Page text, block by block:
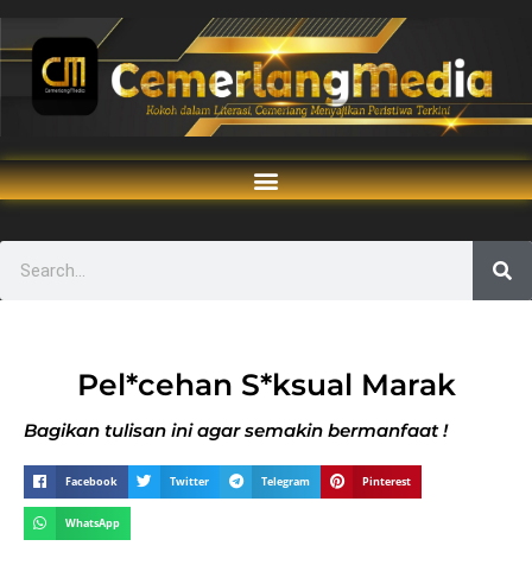
Pel*cehan S*ksual Marak
Bagikan tulisan ini agar semakin bermanfaat !
Facebook Twitter Telegram Pinterest
WhatsApp